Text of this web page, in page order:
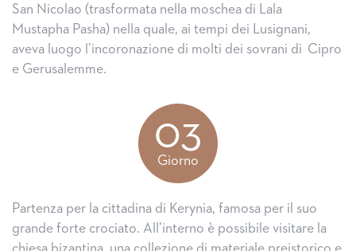
San Nicolao (trasformata nella moschea di Lala
Mustapha Pasha) nella quale, ai tempi dei Lusignani,
aveva luogo l’incoronazione di molti dei sovrani di Cipro
e Gerusalemme.
03
Giorno
Partenza per la cittadina di Kerynia, famosa per il suo
grande forte crociato. All’interno è possibile visitare la